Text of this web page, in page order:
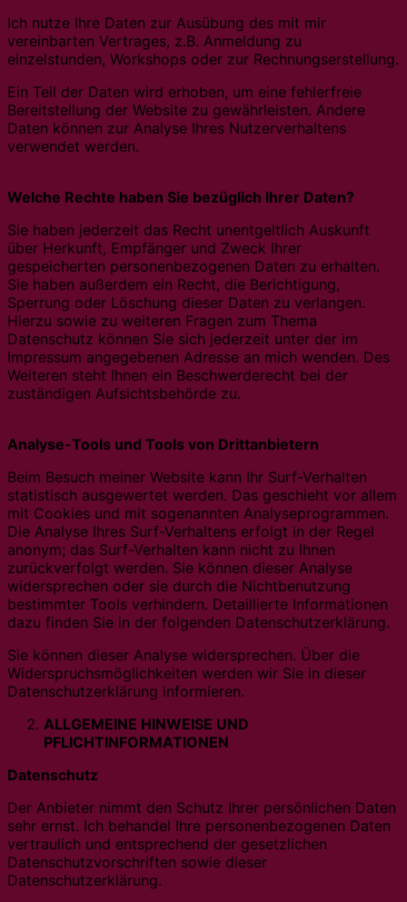
Ich nutze Ihre Daten zur Ausübung des mit mir
vereinbarten Vertrages, z.B. Anmeldung zu
einzelstunden, Workshops oder zur Rechnungserstellung.
Ein Teil der Daten wird erhoben, um eine fehlerfreie
Bereitstellung der Website zu gewährleisten. Andere
Daten können zur Analyse Ihres Nutzerverhaltens
verwendet werden.
Welche Rechte haben Sie bezüglich Ihrer Daten?
Sie haben jederzeit das Recht unentgeltlich Auskunft
über Herkunft, Empfänger und Zweck Ihrer
gespeicherten personenbezogenen Daten zu erhalten.
Sie haben außerdem ein Recht, die Berichtigung,
Sperrung oder Löschung dieser Daten zu verlangen.
Hierzu sowie zu weiteren Fragen zum Thema
Datenschutz können Sie sich jederzeit unter der im
Impressum angegebenen Adresse an mich wenden. Des
Weiteren steht Ihnen ein Beschwerderecht bei der
zuständigen Aufsichtsbehörde zu.
Analyse-Tools und Tools von Drittanbietern
Beim Besuch meiner Website kann Ihr Surf-Verhalten
statistisch ausgewertet werden. Das geschieht vor allem
mit Cookies und mit sogenannten Analyseprogrammen.
Die Analyse Ihres Surf-Verhaltens erfolgt in der Regel
anonym; das Surf-Verhalten kann nicht zu Ihnen
zurückverfolgt werden. Sie können dieser Analyse
widersprechen oder sie durch die Nichtbenutzung
bestimmter Tools verhindern. Detaillierte Informationen
dazu finden Sie in der folgenden Datenschutzerklärung.
Sie können dieser Analyse widersprechen. Über die
Widerspruchsmöglichkeiten werden wir Sie in dieser
Datenschutzerklärung informieren.
ALLGEMEINE HINWEISE UND
PFLICHTINFORMATIONEN
Datenschutz
Der Anbieter nimmt den Schutz Ihrer persönlichen Daten
sehr ernst. Ich behandel Ihre personenbezogenen Daten
vertraulich und entsprechend der gesetzlichen
Datenschutzvorschriften sowie dieser
Datenschutzerklärung.